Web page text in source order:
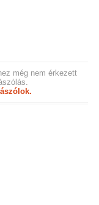
még nem érkezett